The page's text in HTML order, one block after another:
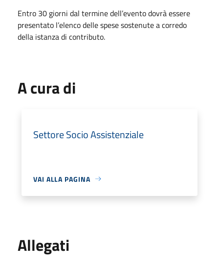
Entro 30 giorni dal termine dell’evento dovrà essere
presentato l’elenco delle spese sostenute a corredo
della istanza di contributo.
A cura di
Settore Socio Assistenziale
VAI ALLA PAGINA
Allegati